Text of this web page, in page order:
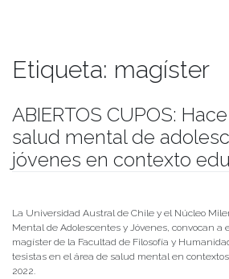
Etiqueta: magíster
ABIERTOS CUPOS:
salud mental de
jóvenes en contexto
La Universidad Austral de Chile y el Núcleo
Mental de Adolescentes y Jóvenes, convocan a
magíster de la Facultad de Filosofía y
tesistas en el área de salud mental en
2022.